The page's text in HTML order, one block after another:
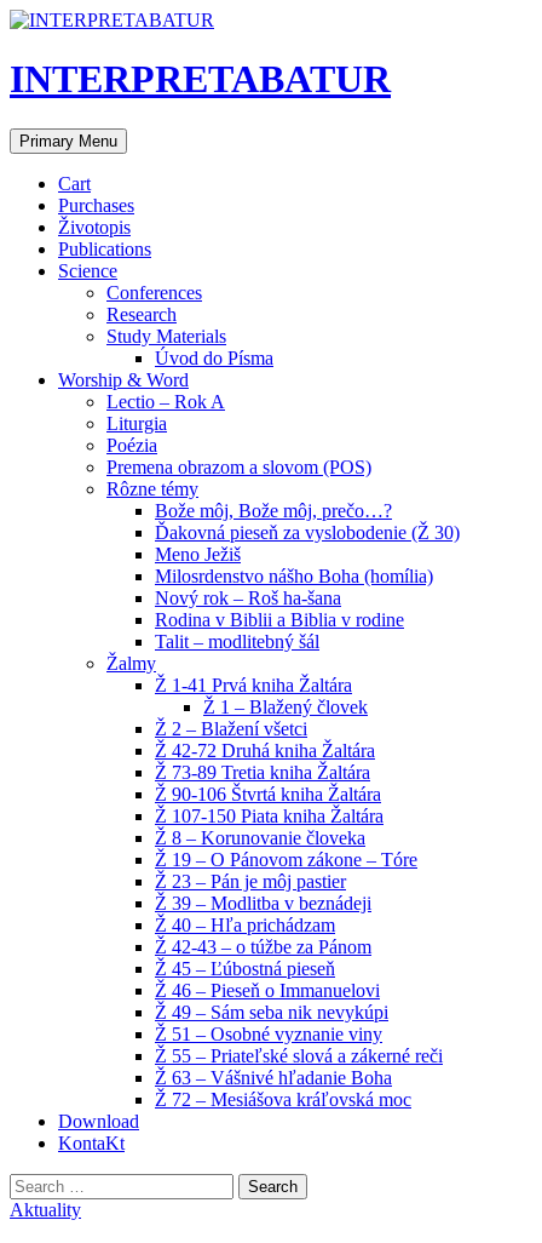
Skip
content
INTERPRETABATUR
Search
Primary Menu
Cart
Purchases
Životopis
Publications
Science
Conferences
Research
Study Materials
Úvod do Písma
Worship & Word
Lectio – Rok A
Liturgia
Poézia
Premena obrazom a slovom (POS)
Rôzne témy
Bože môj, Bože môj, prečo…?
Ďakovná pieseň za vyslobodenie (Ž 30)
Meno Ježiš
Milosrdenstvo nášho Boha (homília)
Nový rok – Roš ha-šana
Rodina v Biblii a Biblia v rodine
Talit – modlitebný šál
Žalmy
Ž 1-41 Prvá kniha Žaltára
Ž 1 – Blažený človek
Ž 2 – Blažení všetci
Ž 42-72 Druhá kniha Žaltára
Ž 73-89 Tretia kniha Žaltára
Ž 90-106 Štvrtá kniha Žaltára
Ž 107-150 Piata kniha Žaltára
Ž 8 – Korunovanie človeka
Ž 19 – O Pánovom zákone – Tóre
Ž 23 – Pán je môj pastier
Ž 39 – Modlitba v beznádeji
Ž 40 – Hľa prichádzam
Ž 42-43 – o túžbe za Pánom
Ž 45 – Ľúbostná pieseň
Ž 46 – Pieseň o Immanuelovi
Ž 49 – Sám seba nik nevykúpi
Ž 51 – Osobné vyznanie viny
Ž 55 – Priateľské slová a zákerné reči
Ž 63 – Vášnivé hľadanie Boha
Ž 72 – Mesiášova kráľovská moc
Download
KontaKt
Search
for:
Aktuality